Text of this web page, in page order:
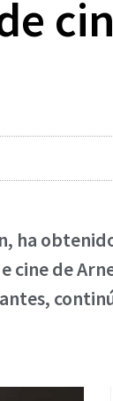
ha
de